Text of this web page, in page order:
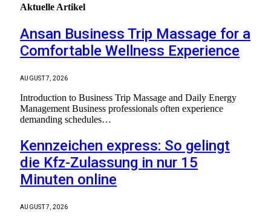
Aktuelle Artikel
Ansan Business Trip Massage for a
Comfortable Wellness Experience
AUGUST 7, 2026
Introduction to Business Trip Massage and Daily Energy
Management Business professionals often experience
demanding schedules…
Kennzeichen express: So gelingt
die Kfz-Zulassung in nur 15
Minuten online
AUGUST 7, 2026